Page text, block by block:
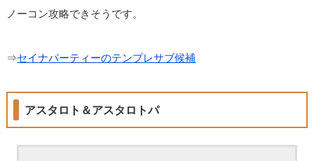
ノーコン攻略できそうです。
⇒セイナパーティーのテンプレサブ候補
アスタロト＆アスタロトパ